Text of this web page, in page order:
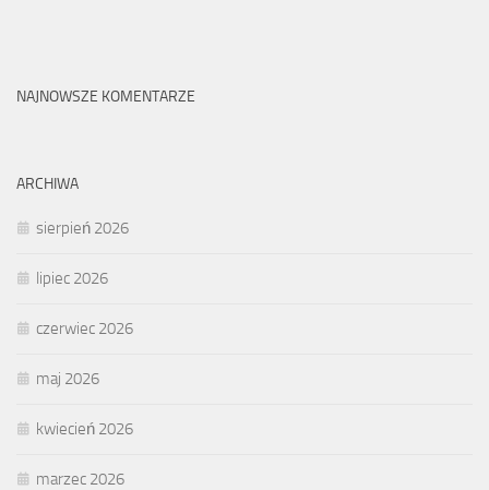
NAJNOWSZE KOMENTARZE
ARCHIWA
sierpień 2026
lipiec 2026
czerwiec 2026
maj 2026
kwiecień 2026
marzec 2026